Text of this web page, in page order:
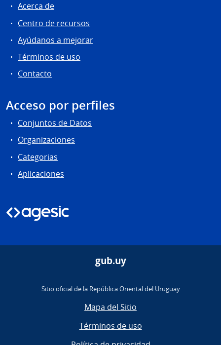
Acerca de
Centro de recursos
Ayúdanos a mejorar
Términos de uso
Contacto
Acceso por perfiles
Conjuntos de Datos
Organizaciones
Categorias
Aplicaciones
gub.uy
Sitio oficial de la República Oriental del Uruguay
Mapa del Sitio
Términos de uso